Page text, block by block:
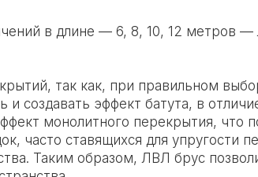
в длине — 6, 8, 10, 12 метров
так как, при правильном
и создавать эффект батута, в
монолитного перекрытия, что
часто ставящихся для упругости
Таким образом, ЛВЛ брус